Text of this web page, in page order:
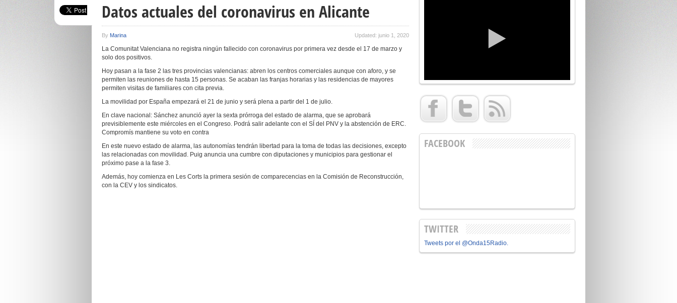
Datos actuales del coronavirus en Alicante
By Marina Updated: junio 1, 2020
La Comunitat Valenciana no registra ningún fallecido con coronavirus por primera vez desde el 17 de marzo y
solo dos positivos.
Hoy pasan a la fase 2 las tres provincias valencianas: abren los centros comerciales aunque con aforo, y se
permiten las reuniones de hasta 15 personas. Se acaban las franjas horarias y las residencias de mayores
permiten visitas de familiares con cita previa.
La movilidad por España empezará el 21 de junio y será plena a partir del 1 de julio.
En clave nacional: Sánchez anunció ayer la sexta prórroga del estado de alarma, que se aprobará
previsiblemente este miércoles en el Congreso. Podrá salir adelante con el SÍ del PNV y la abstención de ERC.
Compromís mantiene su voto en contra
En este nuevo estado de alarma, las autonomías tendrán libertad para la toma de todas las decisiones, excepto
las relacionadas con movilidad. Puig anuncia una cumbre con diputaciones y municipios para gestionar el
próximo pase a la fase 3.
Además, hoy comienza en Les Corts la primera sesión de comparecencias en la Comisión de Reconstrucción,
con la CEV y los sindicatos.
FACEBOOK
TWITTER
Tweets por el @Onda15Radio.